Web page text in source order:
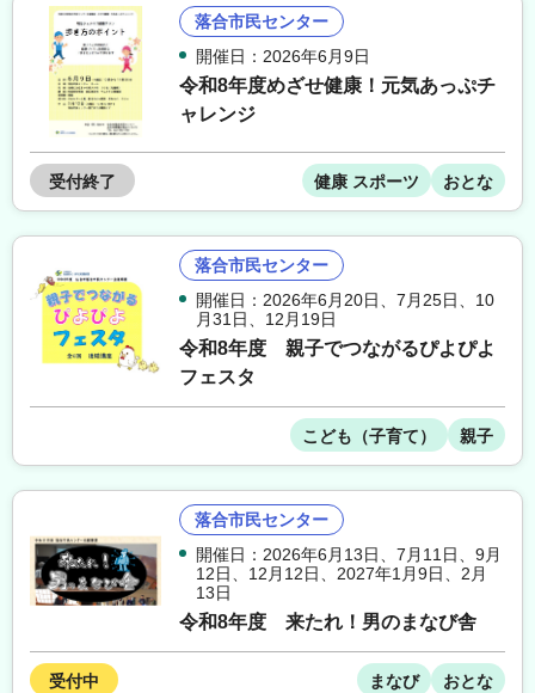
落合市民センター
開催日：2026年6月9日
令和8年度めざせ健康！元気あっぷチ
ャレンジ
受付終了 健康 スポーツ おとな
落合市民センター
開催日：2026年6月20日
7月25日
10
月31日
12月19日
令和8年度 親子でつながるぴよぴよ
フェスタ
こども（子育て） 親子
落合市民センター
開催日：2026年6月13日
7月11日
9月
12日
12月12日 2027年1月9日
2月
13日
令和8年度 来たれ！男のまなび舎
受付中 まなび おとな